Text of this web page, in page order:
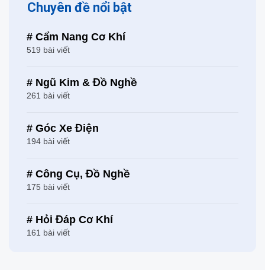
Chuyên đề nổi bật
# Cẩm Nang Cơ Khí
519 bài viết
# Ngũ Kim & Đồ Nghề
261 bài viết
# Góc Xe Điện
194 bài viết
# Công Cụ, Đồ Nghề
175 bài viết
# Hỏi Đáp Cơ Khí
161 bài viết